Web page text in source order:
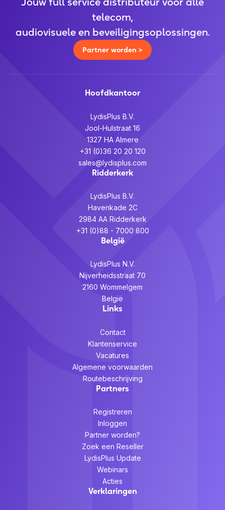
telecom,
audiovisuele en beveiligingsoplossingen.
Partner worden >
Hoofdkantoor
LydisPlus B.V.
Jool-Hulstraat 16
1327 HA Almere
+31 (0)36 20 20 120
sales@lydisplus.com
Ridderkerk
LydisPlus B.V.
Havenkade 2C
2984 AA Ridderkerk
+31 (0)88 - 7000 800
België
LydisPlus N.V.
Nijverheidsstraat 70
2160 Wommelgem
België
Links
Contact
Klantenservice
Vacatures
Algemene voorwaarden
Routebeschrijving
Partners
Registreren
Inloggen
Partner worden?
Zoek een Reseller
LydisPlus Update
Webinars
Acties
Verklaringen